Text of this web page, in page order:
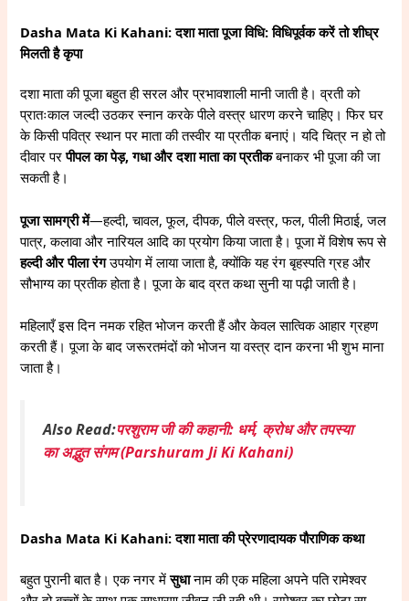
Dasha Mata Ki Kahani: दशा माता पूजा विधि: विधिपूर्वक करें तो शीघ्र
मिलती है कृपा
दशा माता की पूजा बहुत ही सरल और प्रभावशाली मानी जाती है। व्रती को
प्रातःकाल जल्दी उठकर स्नान करके पीले वस्त्र धारण करने चाहिए। फिर घर
के किसी पवित्र स्थान पर माता की तस्वीर या प्रतीक बनाएं। यदि चित्र न हो तो
दीवार परपीपल का पेड़, गधा और दशा माता का प्रतीकबनाकर भी पूजा की जा
सकती है।
पूजा सामग्री में—हल्दी, चावल, फूल, दीपक, पीले वस्त्र, फल, पीली मिठाई, जल
पात्र, कलावा और नारियल आदि का प्रयोग किया जाता है। पूजा में विशेष रूप से
हल्दी और पीला रंगउपयोग में लाया जाता है, क्योंकि यह रंग बृहस्पति ग्रह और
सौभाग्य का प्रतीक होता है। पूजा के बाद व्रत कथा सुनी या पढ़ी जाती है।
महिलाएँ इस दिन नमक रहित भोजन करती हैं और केवल सात्विक आहार ग्रहण
करती हैं। पूजा के बाद जरूरतमंदों को भोजन या वस्त्र दान करना भी शुभ माना
जाता है।
Also Read:परशुराम जी की कहानी: धर्म, क्रोध और तपस्या
का अद्भुत संगम (Parshuram Ji Ki Kahani)
Dasha Mata Ki Kahani: दशा माता की प्रेरणादायक पौराणिक कथा
बहुत पुरानी बात है। एक नगर मेंसुधानाम की एक महिला अपने पति रामेश्वर